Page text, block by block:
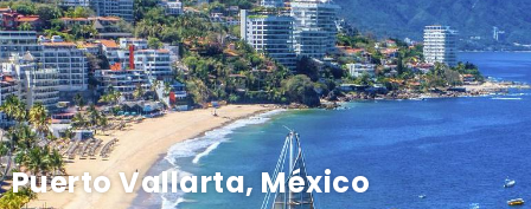
Puerto Vallarta, México